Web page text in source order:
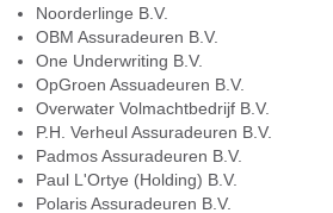
Noorderlinge B.V.
OBM Assuradeuren B.V.
One Underwriting B.V.
OpGroen Assuadeuren B.V.
Overwater Volmachtbedrijf B.V.
P.H. Verheul Assuradeuren B.V.
Padmos Assuradeuren B.V.
Paul L'Ortye (Holding) B.V.
Polaris Assuradeuren B.V.